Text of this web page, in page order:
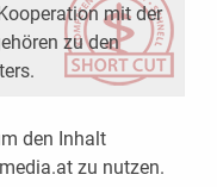
mit der
zu den
den Inhalt
zu nutzen.